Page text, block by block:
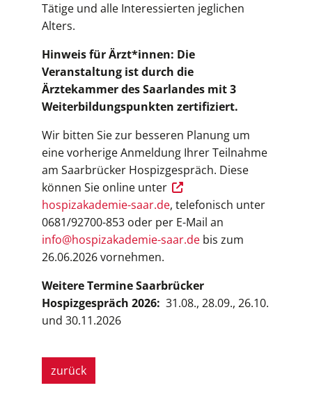
Tätige und alle Interessierten jeglichen
Alters.
Hinweis für Ärzt*innen: Die
Veranstaltung ist durch die
Ärztekammer des Saarlandes mit 3
Weiterbildungspunkten zertifiziert.
Wir bitten Sie zur besseren Planung um
eine vorherige Anmeldung Ihrer Teilnahme
am Saarbrücker Hospizgespräch. Diese
können Sie online unter
hospizakademie-saar.de, telefonisch unter
0681/92700-853 oder per E-Mail an
info@hospizakademie-saar.de bis zum
26.06.2026 vornehmen.
Weitere Termine Saarbrücker
Hospizgespräch 2026: 31.08., 28.09., 26.10.
und 30.11.2026
zurück